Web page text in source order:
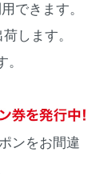
できます。
します。
ンをお間違